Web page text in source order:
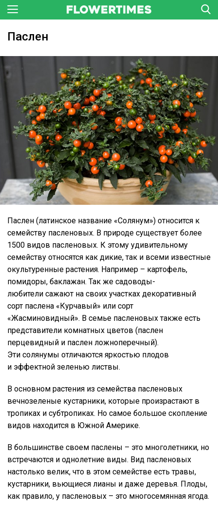
Паслен
Паслен (латинское название «Солянум») относится к
семейству пасленовых. В природе существует более
1500 видов пасленовых. К этому удивительному
семейству относятся как дикие, так и всеми известные
окультуренные растения. Например – картофель,
помидоры, баклажан. Так же садоводы-
любители сажают на своих участках декоративный
сорт паслена «Курчавый» или сорт
«Жасминовидный». В семье пасленовых также есть
представители комнатных цветов (паслен
перцевидный и паслен ложноперечный).
Эти солянумы отличаются яркостью плодов
и эффектной зеленью листвы.
В основном растения из семейства пасленовых
вечнозеленые кустарники, которые произрастают в
тропиках и субтропиках. Но самое большое скопление
видов находится в Южной Америке.
В большинстве своем паслены – это многолетники, но
встречаются и однолетние виды. Вид пасленовых
настолько велик, что в этом семействе есть травы,
кустарники, вьющиеся лианы и даже деревья. Плоды,
как правило, у пасленовых – это многосемянная ягода.